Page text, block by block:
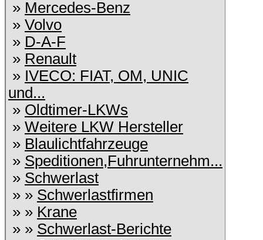
» Mercedes-Benz
» Volvo
» D-A-F
» Renault
» IVECO: FIAT, OM, UNIC
und...
» Oldtimer-LKWs
» Weitere LKW Hersteller
» Blaulichtfahrzeuge
» Speditionen,Fuhrunternehm...
» Schwerlast
» » Schwerlastfirmen
» » Krane
» » Schwerlast-Berichte